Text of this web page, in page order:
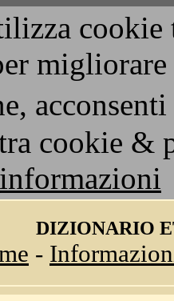
cookie &
informazioni
DIZIONARIO
-